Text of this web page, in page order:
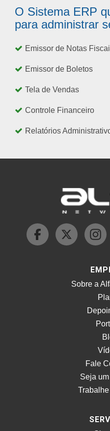
O Sistema ERP
para administrar
Emissor de Notas
Emissor de Boletos
Tela de Vendas
Controle Financeiro
Relatórios
Sobre a
Fale
Seja